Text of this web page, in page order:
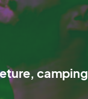
camping